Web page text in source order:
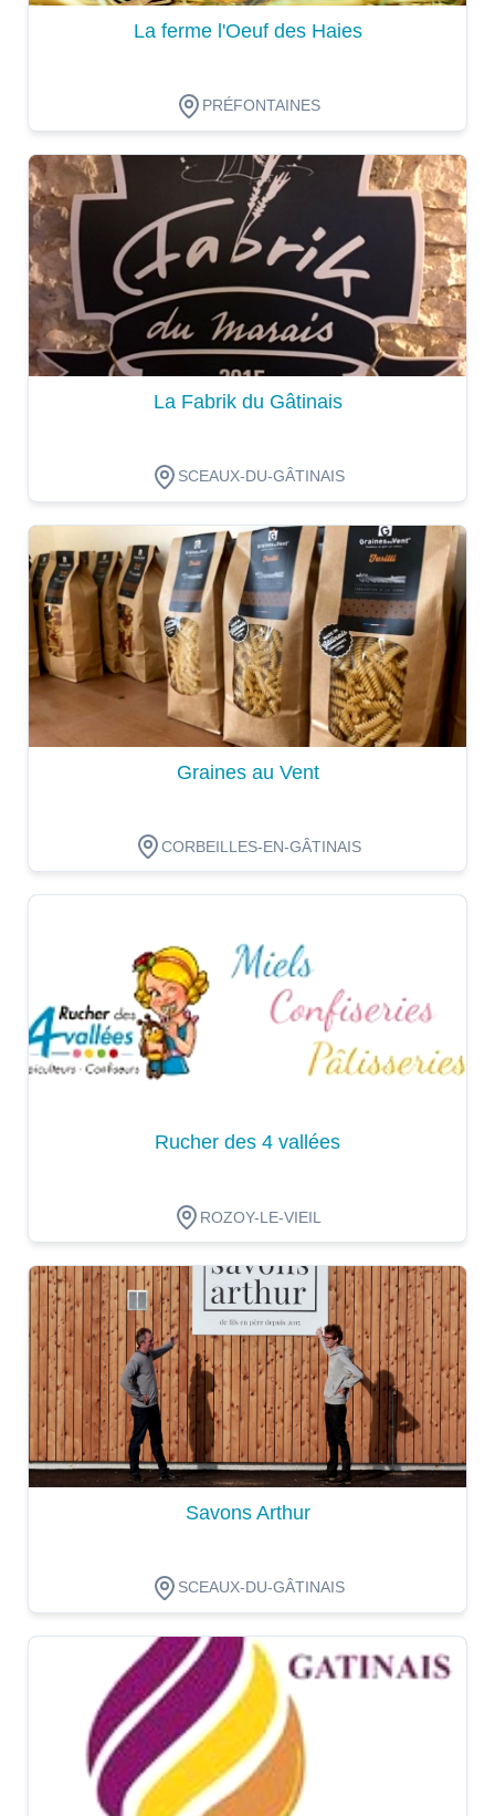
La ferme l'Oeuf des Haies
PRÉFONTAINES
Dégustation
La Fabrik du Gâtinais
SCEAUX-DU-GÂTINAIS
Dégustation
Graines au Vent
CORBEILLES-EN-GÂTINAIS
Rucher des 4 vallées
ROZOY-LE-VIEIL
Dégustation
Savons Arthur
SCEAUX-DU-GÂTINAIS
Dégustation